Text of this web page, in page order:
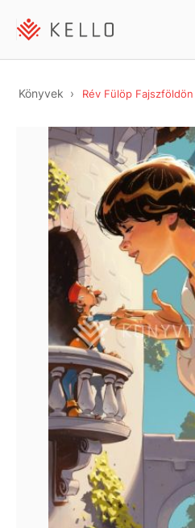
Könyvek Rév Fülöp Fajszföldön